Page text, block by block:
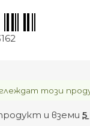
този
и вземи 5